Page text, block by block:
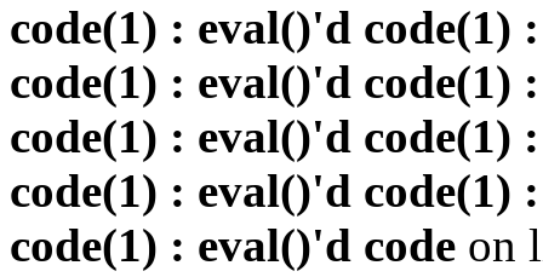
code(1) : eval()'d code(1)
code(1) : eval()'d code(1)
code(1) : eval()'d code(1)
code(1) : eval()'d code(1)
code(1) : eval()'d code on